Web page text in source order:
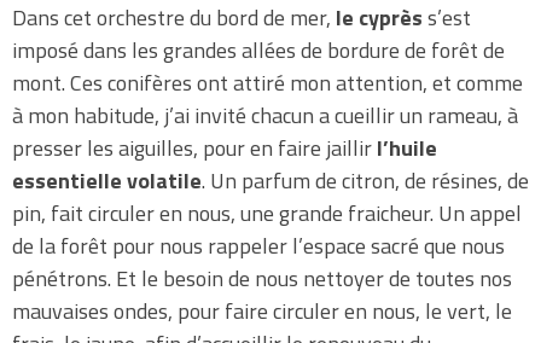
Dans cet orchestre du bord de mer, le cyprèss’est
imposé dans les grandes allées de bordure de forêt de
mont. Ces conifères ont attiré mon attention, et comme
à mon habitude, j’ai invité chacun a cueillir un rameau, à
presser les aiguilles, pour en faire jaillirl’huile
essentielle volatile. Un parfum de citron, de résines, de
pin, fait circuler en nous, une grande fraicheur. Un appel
de la forêt pour nous rappeler l’espace sacré que nous
pénétrons. Et le besoin de nous nettoyer de toutes nos
mauvaises ondes, pour faire circuler en nous, le vert, le